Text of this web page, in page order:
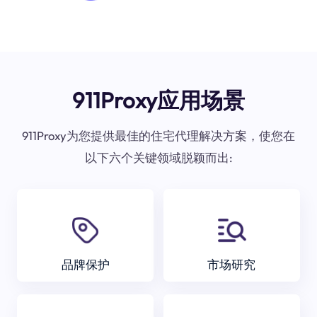
911Proxy应用场景
911Proxy为您提供最佳的住宅代理解决方案，使您在
以下六个关键领域脱颖而出:
品牌保护 市场研究